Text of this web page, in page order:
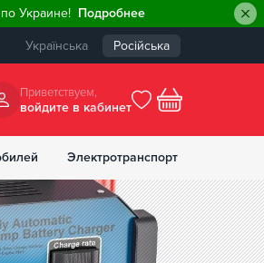
Украине! Подробнее
Українська Російська
Приветствуем,
войдите в кабинет
Электротранспорт